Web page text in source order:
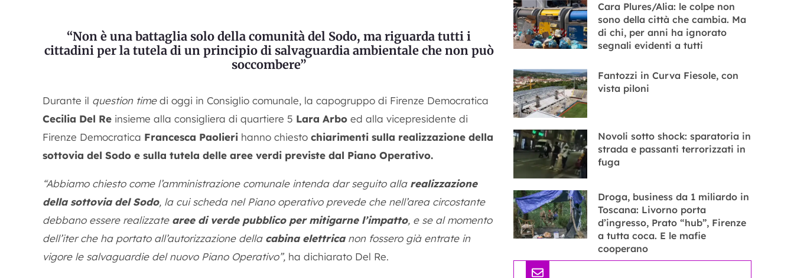
“Non è una battaglia solo della comunità del Sodo, ma riguarda tutti i
cittadini per la tutela di un principio di salvaguardia ambientale che non può
soccombere”
Durante il question timedi oggi in Consiglio comunale, la capogruppo di Firenze Democratica
Cecilia Del Re insieme alla consigliera di quartiere 5 Lara Arbo ed alla vicepresidente di
Firenze Democratica Francesca Paolieri hanno chiesto chiarimenti sulla realizzazione della
sottovia del Sodo e sulla tutela delle aree verdi previste dal Piano Operativo.
“Abbiamo chiesto come l’amministrazione comunale intenda dar seguito alla realizzazione
della sottovia del Sodo, la cui scheda nel Piano operativo prevede che nell’area circostante
debbano essere realizzate aree di verde pubblico per mitigarne l’impatto, e se al momento
dell’iter che ha portato all’autorizzazione della cabina elettricanon fossero già entrate in
vigore le salvaguardie del nuovo Piano Operativo”, ha dichiarato Del Re.
Cara Plures/Alia: le colpe non
sono della città che cambia. Ma
di chi, per anni ha ignorato
segnali evidenti a tutti
Fantozzi in Curva Fiesole, con
vista piloni
Novoli sotto shock: sparatoria in
strada e passanti terrorizzati in
fuga
Droga, business da 1 miliardo in
Toscana: Livorno porta
d’ingresso, Prato “hub”, Firenze
a tutta coca. E le mafie
cooperano